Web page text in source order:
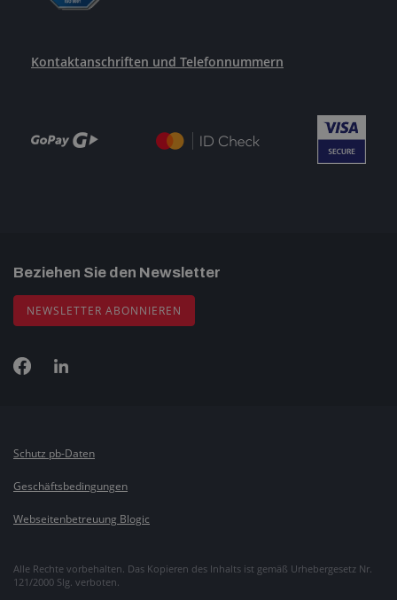
Kontaktanschriften und Telefonnummern
Beziehen Sie den Newsletter
NEWSLETTER ABONNIEREN
Alle Rechte vorbehalten. Das Kopieren des Inhalts ist gemäß Urhebergesetz Nr.
121/2000 Slg. verboten.
Schutz pb-Daten
Geschäftsbedingungen
Webseitenbetreuung Blogic